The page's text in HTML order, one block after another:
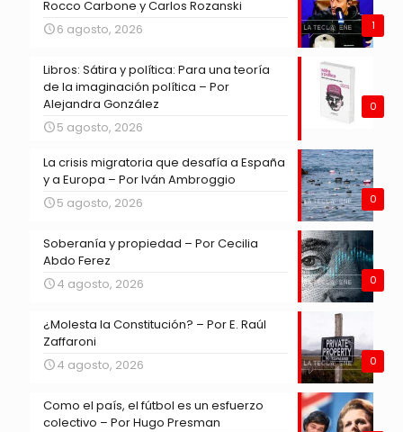
1
Rocco Carbone y Carlos Rozanski
6 agosto, 2026
0
Libros: Sátira y política: Para una teoría
de la imaginación política – Por
Alejandra González
5 agosto, 2026
0
La crisis migratoria que desafía a España
y a Europa – Por Iván Ambroggio
5 agosto, 2026
0
Soberanía y propiedad – Por Cecilia
Abdo Ferez
4 agosto, 2026
0
¿Molesta la Constitución? – Por E. Raúl
Zaffaroni
4 agosto, 2026
Como el país, el fútbol es un esfuerzo
colectivo – Por Hugo Presman